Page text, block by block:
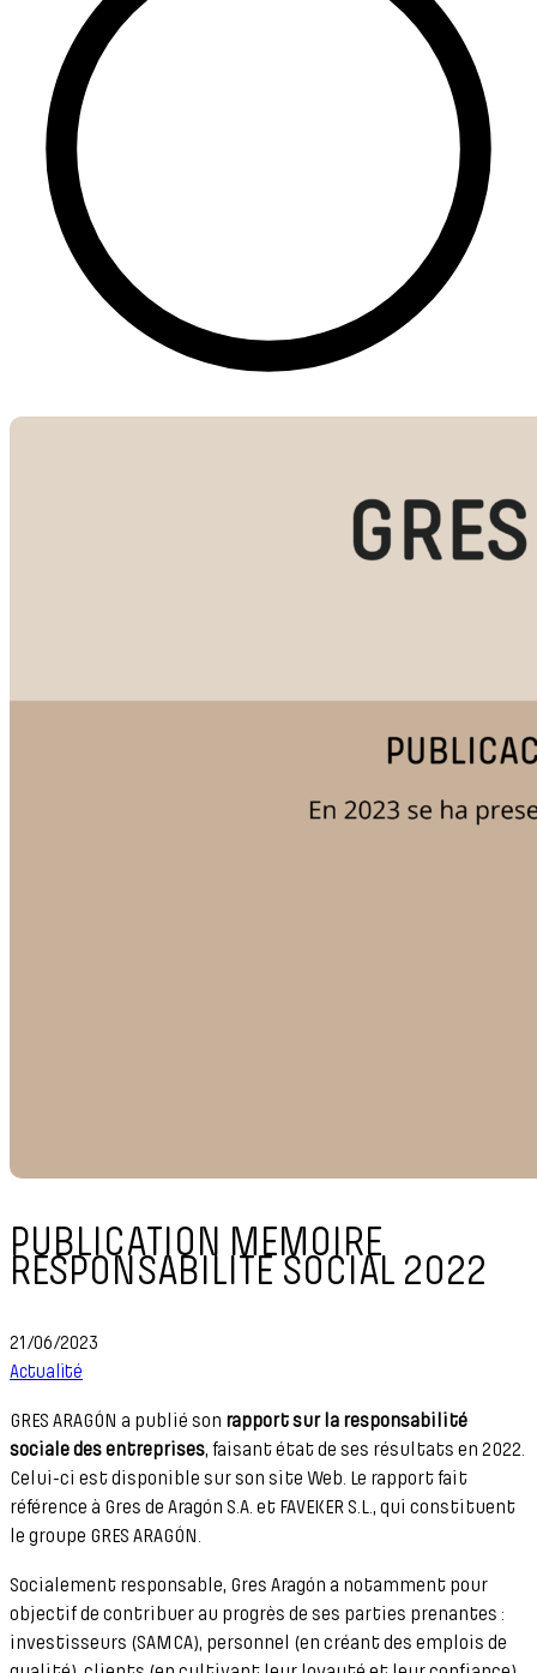
PUBLICATION MEMOIRE
RESPONSABILITE SOCIAL 2022
21/06/2023
Actualité
GRES ARAGÓN a publié son rapport sur la responsabilité
sociale des entreprises, faisant état de ses résultats en 2022.
Celui-ci est disponible sur son site Web. Le rapport fait
référence à Gres de Aragón S.A. et FAVEKER S.L., qui constituent
le groupe GRES ARAGÓN.
Socialement responsable, Gres Aragón a notamment pour
objectif de contribuer au progrès de ses parties prenantes :
investisseurs (SAMCA), personnel (en créant des emplois de